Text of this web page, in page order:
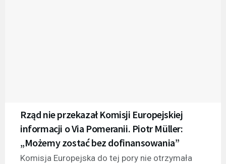
Rząd nie przekazał Komisji Europejskiej
informacji o Via Pomeranii. Piotr Müller:
„Możemy zostać bez dofinansowania”
Komisja Europejska do tej pory nie otrzymała